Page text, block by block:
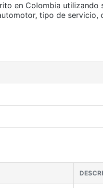
en Colombia utilizando
tipo de servicio,